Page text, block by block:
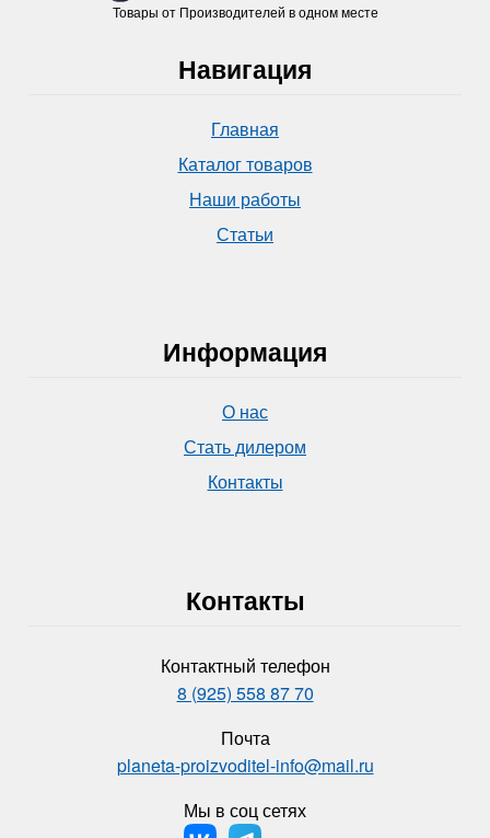
Товары от Производителей в одном месте
Навигация
Главная
Каталог товаров
Наши работы
Статьи
Информация
О нас
Стать дилером
Контакты
Контакты
Контактный телефон
8 (925) 558 87 70
Почта
planeta-proizvoditel-info@mail.ru
Мы в соц сетях